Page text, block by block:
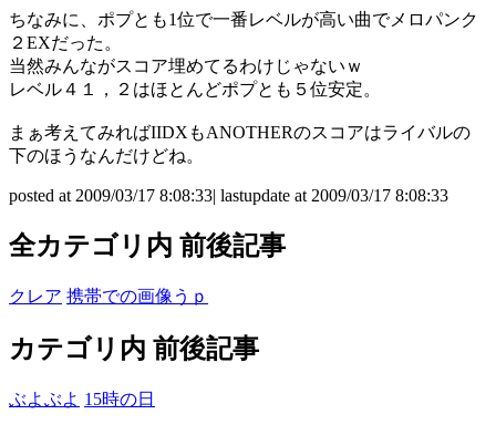
ちなみに、ポプとも1位で一番レベルが高い曲でメロパンク
２EXだった。
当然みんながスコア埋めてるわけじゃないｗ
レベル４１，２はほとんどポプとも５位安定。
まぁ考えてみればIIDXもANOTHERのスコアはライバルの
下のほうなんだけどね。
posted at 2009/03/17 8:08:33| lastupdate at 2009/03/17 8:08:33
全カテゴリ内 前後記事
クレア 携帯での画像うｐ
カテゴリ内 前後記事
ぶよぶよ 15時の日